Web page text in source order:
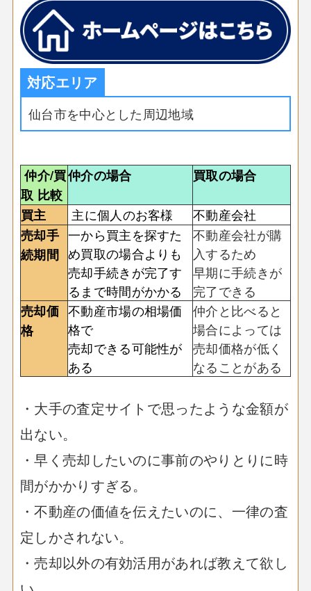
対応エリア
仙台市を中心とした周辺地域
仲介/買
取 比較
仲介の場合 買取の場合
買主 主に個人のお客様
不動産会社
売却手
続期間
一から買主を探すた
め買取の場合よりも
売却手続きが完了す
るまで時間がかかる
不動産会社が購
入するため
早期に手続きが
完了できる
売却価
格
不動産市場の相場価
格で
売却できる可能性が
ある
仲介と比べると
場合によっては
売却価格が低く
なることがある
・大手の査定サイトで思ったような金額が
出ない。
・早く売却したいのに事前のやりとりに時
間がかかりすぎる。
・不動産の価値を伝えたいのに、一律の査
定しかされない。
・売却以外の有効活用があれば教えて欲し